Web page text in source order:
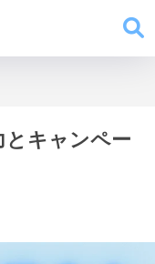
とキャンペー